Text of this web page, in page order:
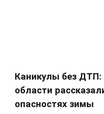
Каникулы без ДТП:
области
опасностях зимы